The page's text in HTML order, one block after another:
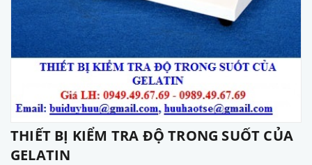
THIẾT BỊ KIỂM TRA ĐỘ TRONG SUỐT CỦA
GELATIN